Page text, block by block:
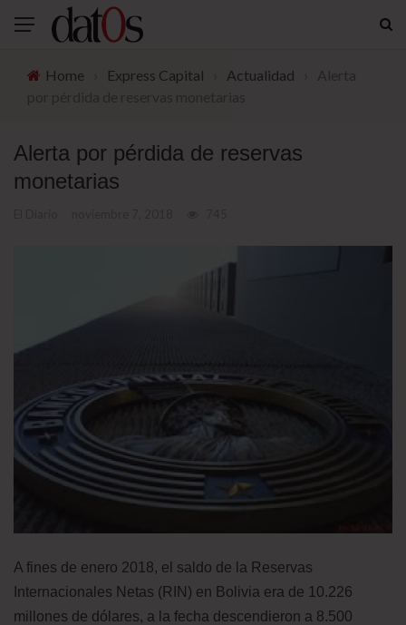
Home Express Capital Actualidad
Alerta por pérdida de reservas
monetarias
A fines de enero 2018, el saldo de la Reservas
Internacionales Netas (RIN) en Bolivia era de 10.226
millones de dólares, a la fecha descendieron a 8.500